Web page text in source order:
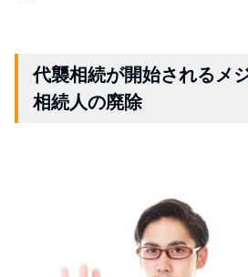
代襲相続が開始されるメ
相続人の廃除